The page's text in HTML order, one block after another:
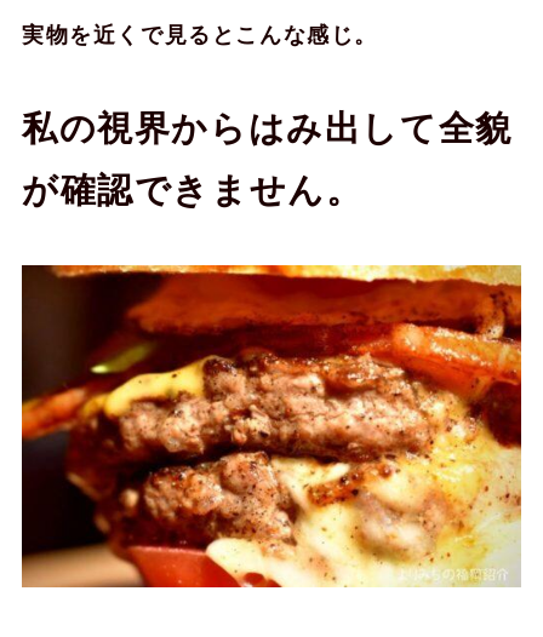
実物を近くで見るとこんな感じ。
私の視界からはみ出して全貌
が確認できません。